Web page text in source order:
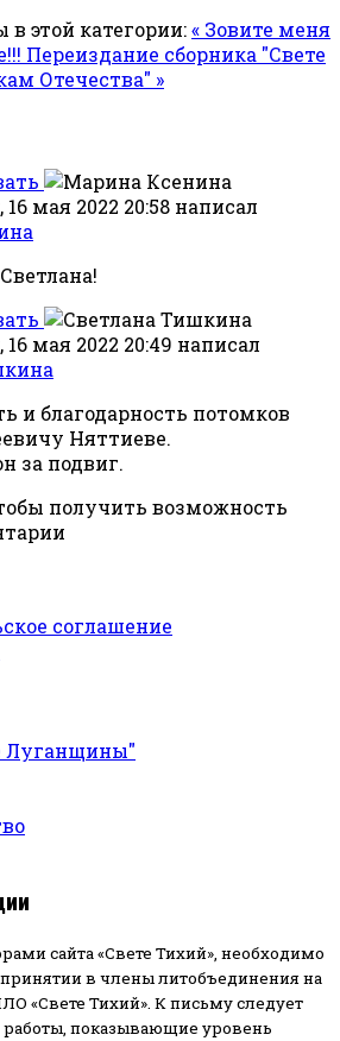
этой категории:« Зовите меня
Переиздание сборника "Свете
Отечества" »
мая 2022 20:58 написал
мая 2022 20:49 написал
и благодарность потомков
Няттиеве.
за подвиг.
получить возможность
соглашение
Луганщины"
сайта «Свете Тихий», необходимо
принятии в члены литобъединения на
«Свете Тихий». К письму следует
показывающие уровень